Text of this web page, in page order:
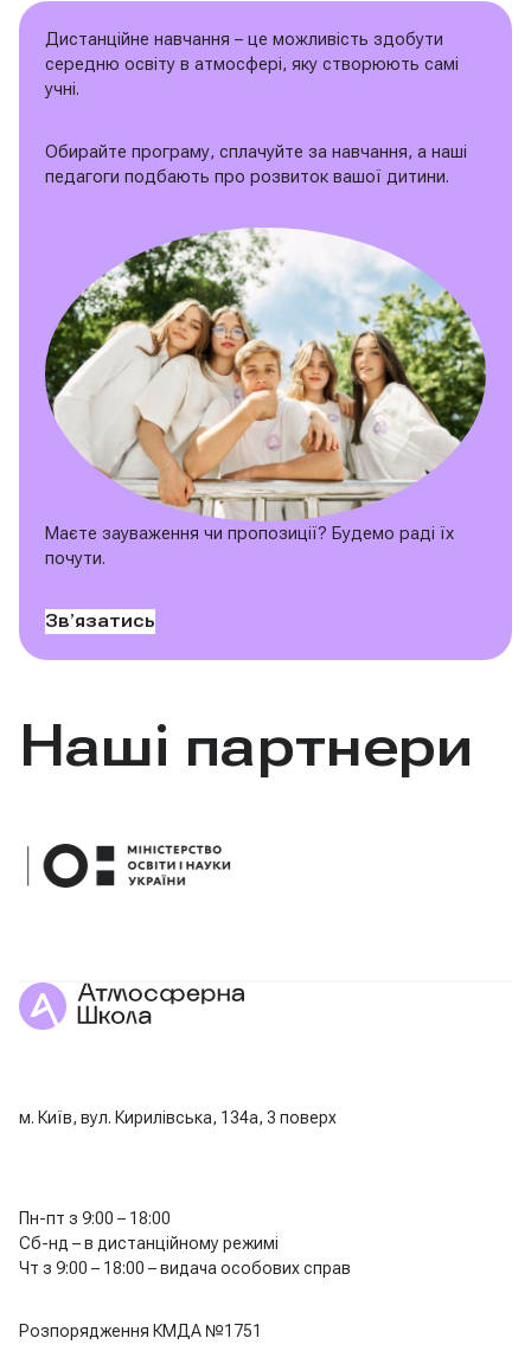
Дистанційне навчання – це можливість здобути
середню освіту в атмосфері, яку створюють самі
учні.
Обирайте програму, сплачуйте за навчання, а наші
педагоги подбають про розвиток вашої дитини.
Маєте зауваження чи пропозиції? Будемо раді їх
почути.
Звʼязатись
Наші партнери
м. Київ, вул. Кирилівська, 134а, 3 поверх
Пн-пт з 9:00 – 18:00
Сб-нд – в дистанційному режимі
Чт з 9:00 – 18:00 – видача особових справ
Розпорядження КМДА №1751